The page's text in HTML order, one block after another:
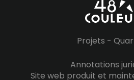
Projets -
Annotations
—
Site web produit et